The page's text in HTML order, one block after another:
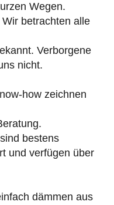
Wegen.
betrachten alle
Verborgene
nicht.
how zeichnen
bestens
und verfügen über
dämmen aus